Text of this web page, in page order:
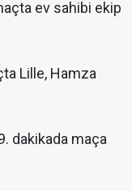
ev sahibi ekip
Lille, Hamza
dakikada maça